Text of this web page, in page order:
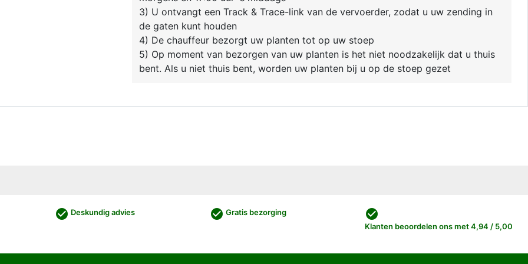
3) U ontvangt een Track & Trace-link van de vervoerder, zodat u uw zending in
de gaten kunt houden
4) De chauffeur bezorgt uw planten tot op uw stoep
5) Op moment van bezorgen van uw planten is het niet noodzakelijk dat u thuis
bent. Als u niet thuis bent, worden uw planten bij u op de stoep gezet
check_circle Deskundig advies check_circle Gratis bezorging check_circle
Klanten beoordelen ons met 4,94 / 5,00